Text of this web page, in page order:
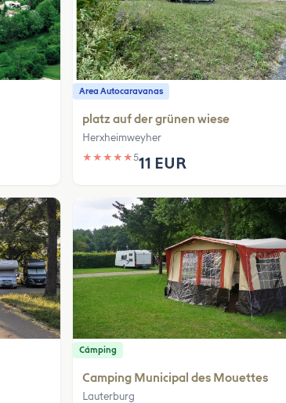
Area Autocaravanas
platz auf der grünen wiese
Herxheimweyher
★ ★ ★ ★ ★511 EUR
Cámping
Camping Municipal des Mouettes
Lauterburg